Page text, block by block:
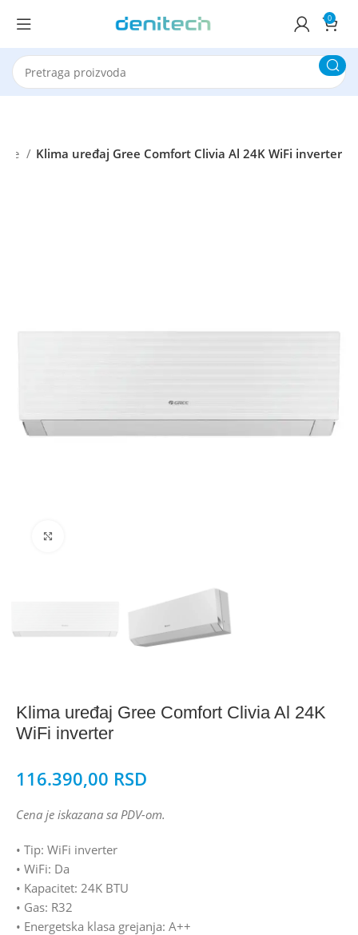
0
Klima uređaj Gree Comfort Clivia Al 24K WiFi inverter
Klima uređaj Gree Comfort Clivia Al 24K
WiFi inverter
116.390,00 RSD
Cena je iskazana sa PDV-om.
• Tip: WiFi inverter
• WiFi: Da
• Kapacitet: 24K BTU
• Gas: R32
• Energetska klasa grejanja: A++